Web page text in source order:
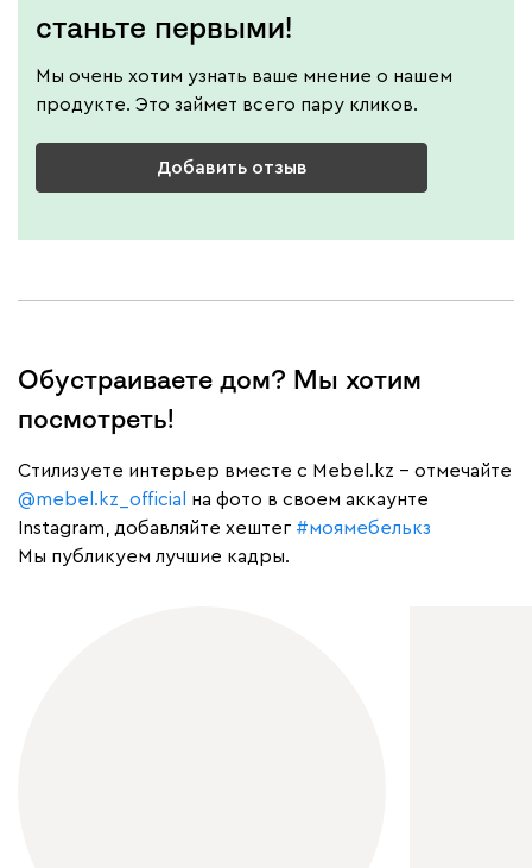
станьте первыми!
Мы очень хотим узнать ваше мнение о нашем
продукте. Это займет всего пару кликов.
Добавить отзыв
Обустраиваете дом? Мы хотим
посмотреть!
Cтилизуете интерьер вместе с Mebel.kz – отмечайте
@mebel.kz_official
на фото в своем аккаунте
Instagram, добавляйте хештег #моямебелькз
Мы публикуем лучшие кадры.